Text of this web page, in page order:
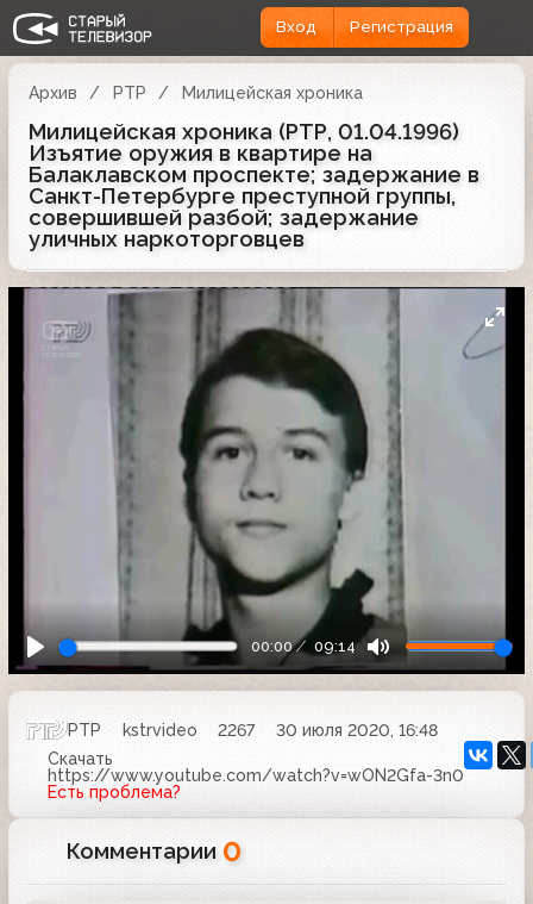
Вход Регистрация
Архив РТР Милицейская хроника
Милицейская хроника (РТР, 01.04.1996)
Изъятие оружия в квартире на
Балаклавском проспекте; задержание в
Санкт-Петербурге преступной группы,
совершившей разбой; задержание
уличных наркоторговцев
00:00 09:14
РТР kstrvideo 2267
30 июля 2020, 16:48
Скачать
https://www.youtube.com/watch?v=wON2Gfa-3n0
Есть проблема?
Комментарии 0